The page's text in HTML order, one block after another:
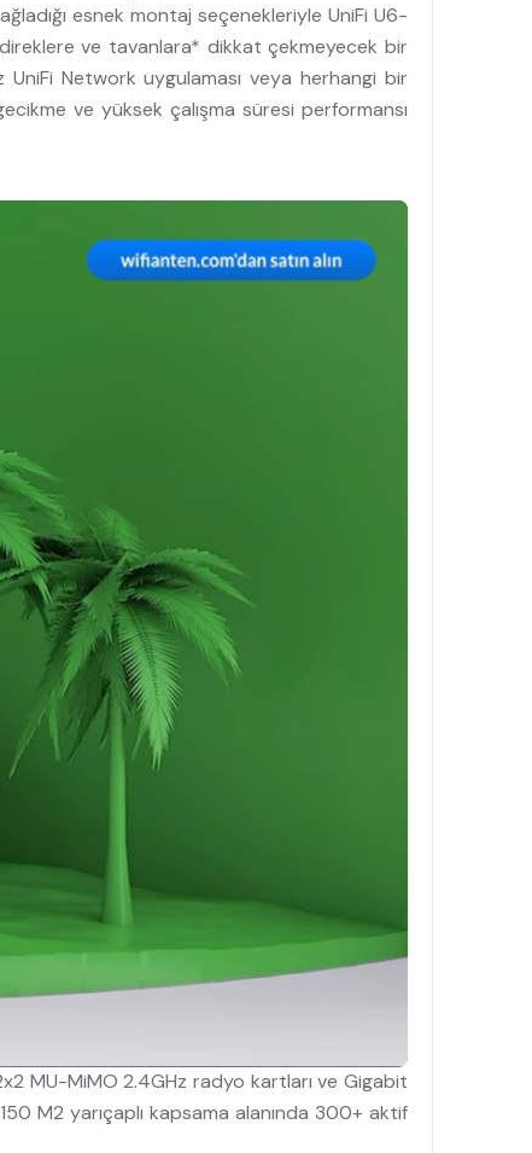
esnek montaj seçenekleriyle UniFi U6-
direklere ve tavanlara* dikkat çekmeyecek bir
Network uygulaması veya herhangi bir
ve yüksek çalışma süresi performansı
MU-MiMO 2.4GHz radyo kartları ve Gigabit
M2 yarıçaplı kapsama alanında 300+ aktif